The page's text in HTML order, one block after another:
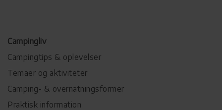
Campingliv
Campingtips & oplevelser
Temaer og aktiviteter
Camping- & overnatningsformer
Praktisk information